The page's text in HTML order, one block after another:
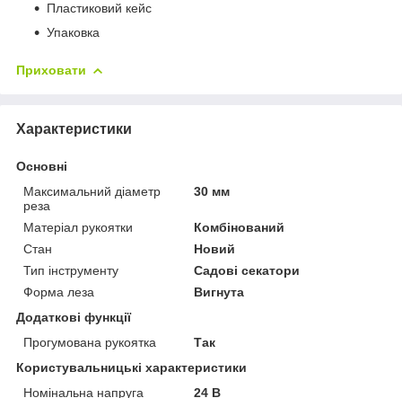
Пластиковий кейс
Упаковка
Приховати
Характеристики
Основні
Максимальний діаметр
реза
30 мм
Матеріал рукоятки
Комбінований
Стан
Новий
Тип інструменту
Садові секатори
Форма леза
Вигнута
Додаткові функції
Прогумована рукоятка
Так
Користувальницькі характеристики
Номінальна напруга
24 В